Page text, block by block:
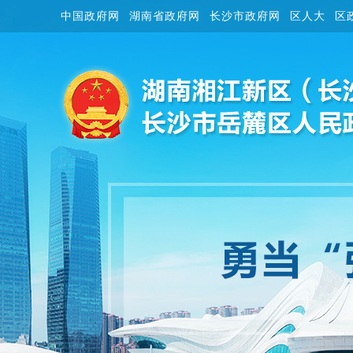
中国政府网 湖南省政府网 长沙市政府网 区人大 区